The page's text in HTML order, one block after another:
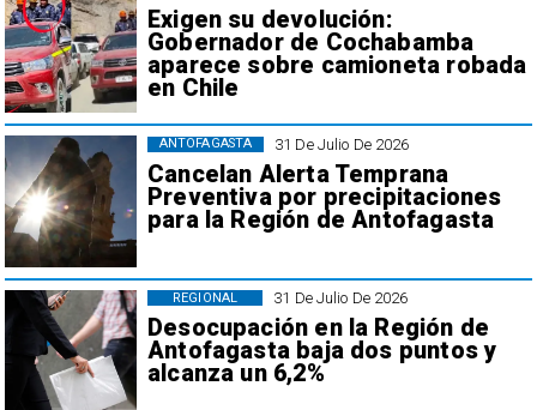
Exigen su devolución:
Gobernador de Cochabamba
aparece sobre camioneta robada
en Chile
31 De Julio De 2026
Cancelan Alerta Temprana
Preventiva por precipitaciones
para la Región de Antofagasta
ANTOFAGASTA
31 De Julio De 2026
Desocupación en la Región de
Antofagasta baja dos puntos y
alcanza un 6,2%
REGIONAL